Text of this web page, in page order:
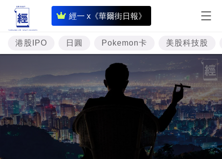
經一 x《華爾街日報》
即
時
財
經
題
投
資
樓
市
港股IPO 日圓 Pokemon卡 美股科技股